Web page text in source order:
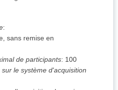
:
sans remise en
de participants: 100
le système d'acquisition